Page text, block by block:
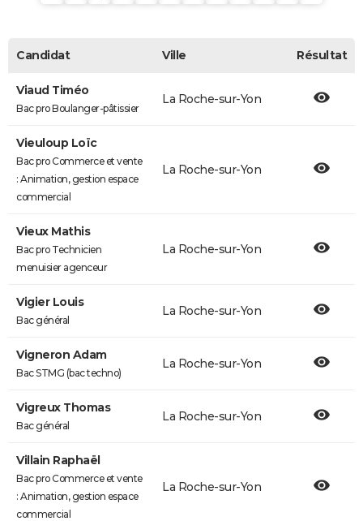
Candidat Ville Résultat
Viaud Timéo
Bac pro Boulanger-pâtissier
La Roche-sur-Yon
Vieuloup Loïc
Bac pro Commerce et vente
: Animation, gestion espace
commercial
La Roche-sur-Yon
Vieux Mathis
Bac pro Technicien
menuisier agenceur
La Roche-sur-Yon
Vigier Louis
Bac général
La Roche-sur-Yon
Vigneron Adam
Bac STMG (bac techno)
La Roche-sur-Yon
Vigreux Thomas
Bac général
La Roche-sur-Yon
Villain Raphaël
Bac pro Commerce et vente
: Animation, gestion espace
commercial
La Roche-sur-Yon